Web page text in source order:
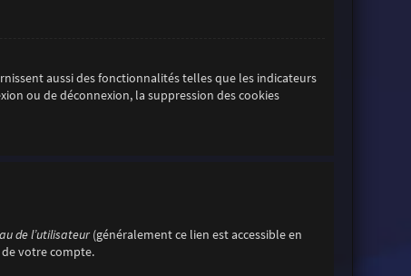
aussi des fonctionnalités telles que les indicateurs
ou de déconnexion, la suppression des cookies
de l’utilisateur(généralement ce lien est accessible en
votre compte.